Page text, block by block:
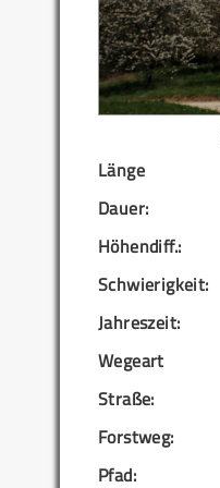
Länge
Dauer:
Höhendiff.:
Schwierigkeit:
Jahreszeit:
Wegeart
Straße:
Forstweg:
Pfad: